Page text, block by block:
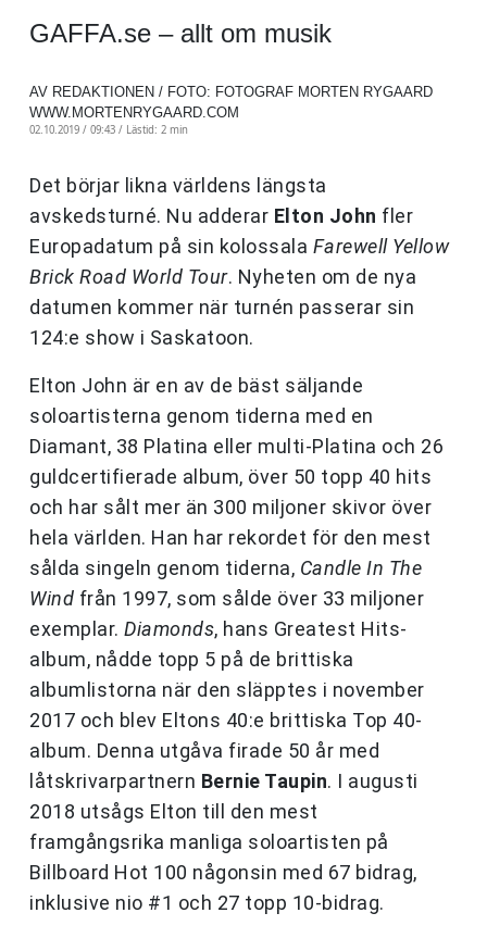
GAFFA.se – allt om musik
AV REDAKTIONEN / FOTO: FOTOGRAF MORTEN RYGAARD
WWW.MORTENRYGAARD.COM
02.10.2019 / 09:43 / Lästid: 2 min
Det börjar likna världens längsta
avskedsturné. Nu adderar Elton John fler
Europadatum på sin kolossala Farewell Yellow
Brick Road World Tour. Nyheten om de nya
datumen kommer när turnén passerar sin
124:e show i Saskatoon.
Elton John är en av de bäst säljande
soloartisterna genom tiderna med en
Diamant, 38 Platina eller multi-Platina och 26
guldcertifierade album, över 50 topp 40 hits
och har sålt mer än 300 miljoner skivor över
hela världen. Han har rekordet för den mest
sålda singeln genom tiderna, Candle In The
Wind från 1997, som sålde över 33 miljoner
exemplar. Diamonds, hans Greatest Hits-
album, nådde topp 5 på de brittiska
albumlistorna när den släpptes i november
2017 och blev Eltons 40:e brittiska Top 40-
album. Denna utgåva firade 50 år med
låtskrivarpartnern Bernie Taupin. I augusti
2018 utsågs Elton till den mest
framgångsrika manliga soloartisten på
Billboard Hot 100 någonsin med 67 bidrag,
inklusive nio #1 och 27 topp 10-bidrag.